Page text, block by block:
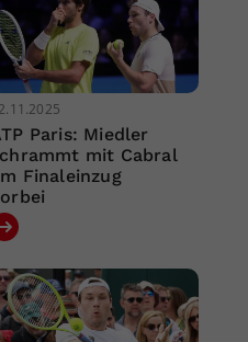
Paris: Miedler
mit Cabral
Finaleinzug